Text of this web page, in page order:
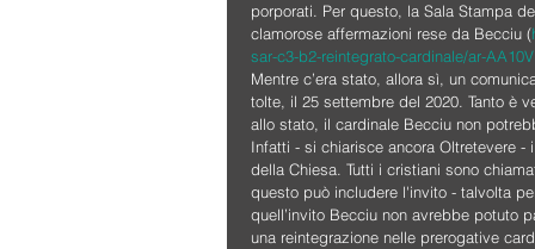
porporati. Per questo, la Sala Stampa
clamorose affermazioni rese da Becciu (
sar-c3-b2-reintegrato-cardinale/ar-
Mentre c’era stato, allora sì, un
tolte, il 25 settembre del 2020. Tanto è
allo stato, il cardinale Becciu non
Infatti - si chiarisce ancora Oltretevere
della Chiesa. Tutti i cristiani sono
questo può includere l'invito - talvolta
quell’invito Becciu non avrebbe potuto
una reintegrazione nelle prerogative